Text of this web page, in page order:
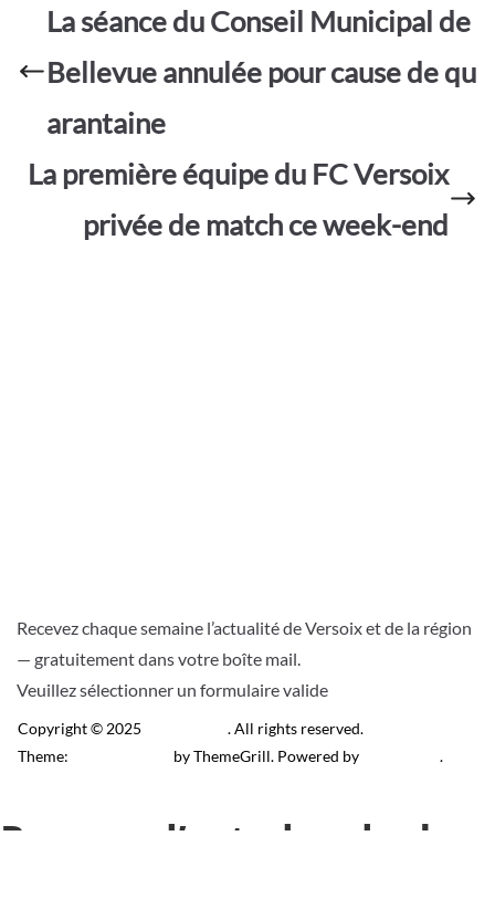
o
o
k
A
p
p
e
g
er
La séance du Conseil Municipal de
Bellevue annulée pour cause de qu
arantaine
La première équipe du FC Versoix
privée de match ce week-end
Recevez chaque semaine l’actualité de Versoix et de la région
— gratuitement dans votre boîte mail.
Veuillez sélectionner un formulaire valide
Copyright © 2025
. All rights reserved.
Theme:
by ThemeGrill. Powered by .
Recevez l’actu locale de